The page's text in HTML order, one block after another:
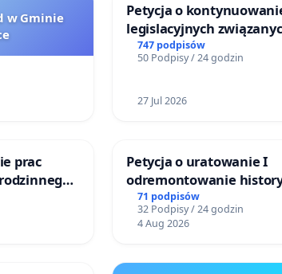
w Gminie
Petycja o
legislacyjnych
reformą prawa
747 podpisów
50 Podpisy / 24 godzin
27 Jul 2026
prac
Petycja o uratowanie I
odremontowanie
Lokomotywy sm42-914
71 podpisów
32 Podpisy / 24 godzin
4 Aug 2026